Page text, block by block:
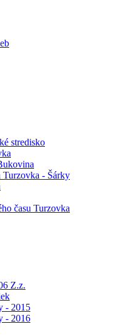
stredisko
Turzovka - Šárky
času Turzovka
Z.z.
- 2015
- 2016